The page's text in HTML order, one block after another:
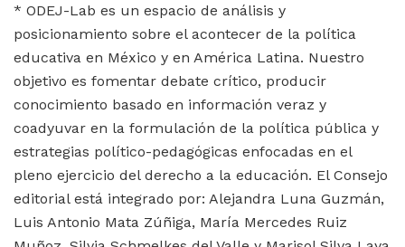
* ODEJ-Lab es un espacio de análisis y
posicionamiento sobre el acontecer de la política
educativa en México y en América Latina. Nuestro
objetivo es fomentar debate crítico, producir
conocimiento basado en información veraz y
coadyuvar en la formulación de la política pública y
estrategias político-pedagógicas enfocadas en el
pleno ejercicio del derecho a la educación. El Consejo
editorial está integrado por: Alejandra Luna Guzmán,
Luis Antonio Mata Zúñiga, María Mercedes Ruiz